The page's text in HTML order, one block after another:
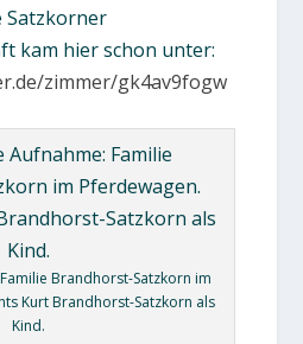
Satzkorner
kam hier schon unter:
zimmer/gk4av9fogw
Brandhorst-Satzkorn im
Kurt Brandhorst-Satzkorn als
Kind.